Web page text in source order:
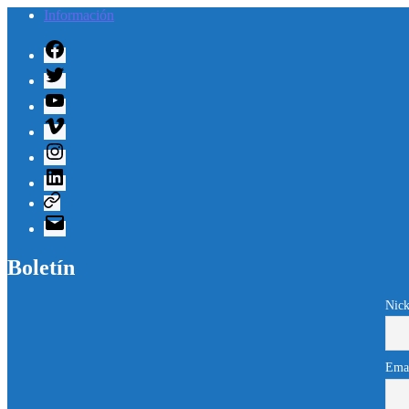
Información
Facebook
Twitter
Youtube
Vimeo
Instagram
Linkedin
Telegram
Correo
electrónico
Boletín